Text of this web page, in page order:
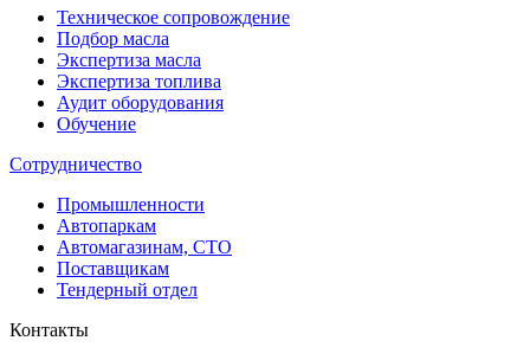
Техническое сопровождение
Подбор масла
Экспертиза масла
Экспертиза топлива
Аудит оборудования
Обучение
Сотрудничество
Промышленности
Автопаркам
Автомагазинам, СТО
Поставщикам
Тендерный отдел
Контакты